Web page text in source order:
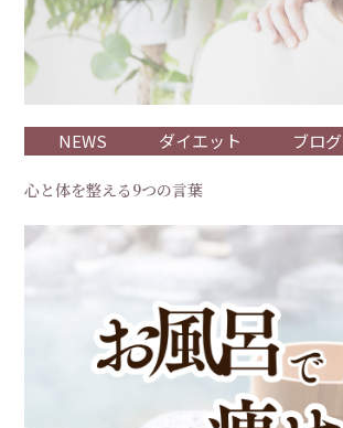
NEWS ダイエット ブログ
心と体を整える9つの言葉